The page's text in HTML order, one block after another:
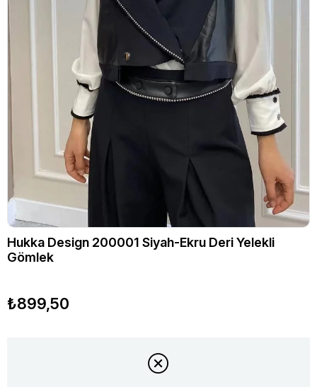
Hukka Design 200001 Siyah-Ekru Deri Yelekli
Gömlek
₺899,50